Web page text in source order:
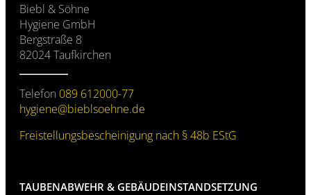
Biebl & Söhne
Hygiene GmbH
Bergstraße 8
82024 Taufkirchen
Telefon 089 612000-77
hygiene@­bieblsoehne.de
Freistellungs­bescheinigung nach § 48b EStG
TAUBENABWEHR & GEBÄUDE­INSTANDSETZUNG